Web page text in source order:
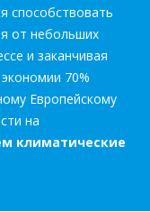
способствовать
от небольших
и заканчивая
70%
Европейскому
на
климатические